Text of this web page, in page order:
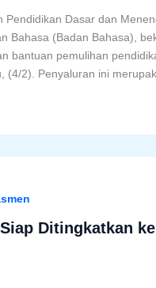
Dasar dan
Bahasa (Badan Bahasa),
bantuan pemulihan
(4/2). Penyaluran ini
Ditingkatkan